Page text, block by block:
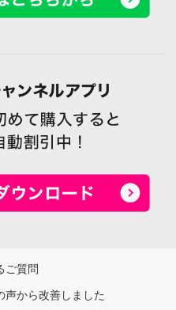
ご質問
声から改善しました